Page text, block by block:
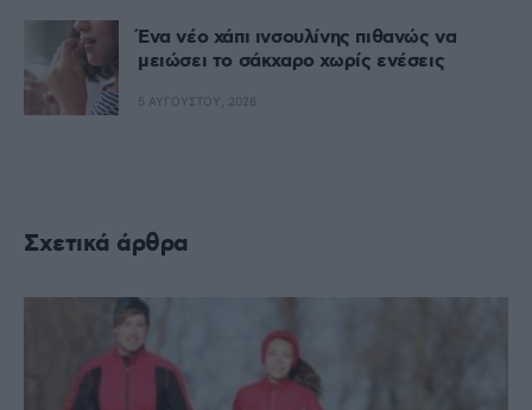
Ένα νέο χάπι ινσουλίνης πιθανώς να
μειώσει το σάκχαρο χωρίς ενέσεις
5 ΑΥΓΟΎΣΤΟΥ, 2026
Σχετικά άρθρα